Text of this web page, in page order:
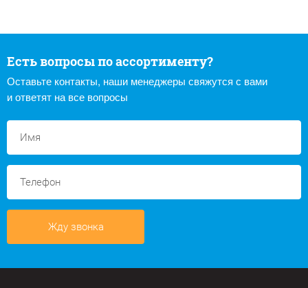
Есть вопросы по ассортименту?
Оставьте контакты, наши менеджеры свяжутся с вами
и ответят на все вопросы
Жду звонка